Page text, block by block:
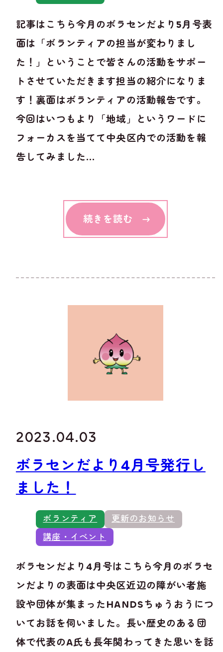
記事はこちら今月のボラセンだより5月号表
面は「ボランティアの担当が変わりまし
た！」ということで皆さんの活動をサポー
トさせていただきます担当の紹介になりま
す！裏面はボランティアの活動報告です。
今回はいつもより「地域」というワードに
フォーカスを当てて中央区内での活動を報
告してみました...
続きを読む
2023.04.03
ボラセンだより4月号発行し
ました！
ボランティア
更新のお知らせ
講座・イベント
ボラセンだより4月号はこちら今月のボラセ
ンだよりの表面は中央区近辺の障がい者施
設や団体が集まったHANDSちゅうおうにつ
いてお話を伺いました。長い歴史のある団
体で代表のA氏も長年関わってきた思いを話